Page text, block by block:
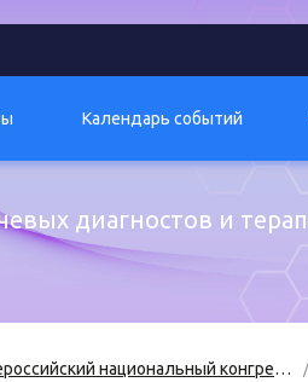
Календарь событий
диагностов и
XVII Всероссийский национальный конгресс лучевых диагностов и терапевтов «Радиология – 2023»